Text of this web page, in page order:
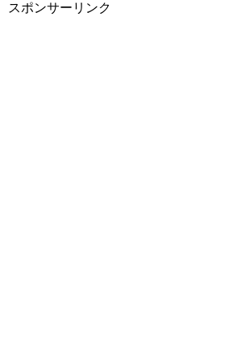
スポンサーリンク